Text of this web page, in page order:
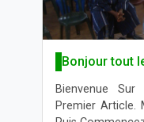
Bonjour tout
Bienvenue
Premier Article.